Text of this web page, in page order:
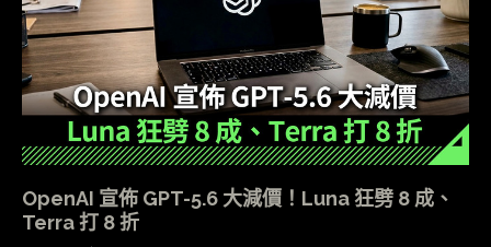
OpenAI 宣佈 GPT-5.6 大減價！Luna 狂劈 8 成、
Terra 打 8 折